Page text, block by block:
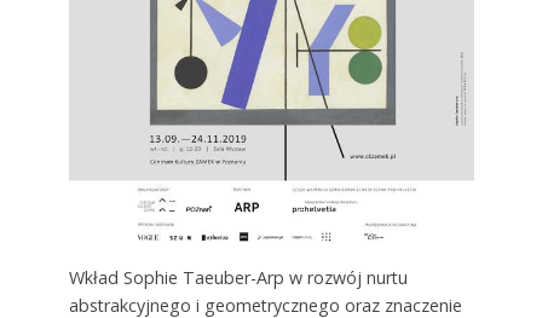
Wkład Sophie Taeuber-Arp w rozwój nurtu
abstrakcyjnego i geometrycznego oraz znaczenie